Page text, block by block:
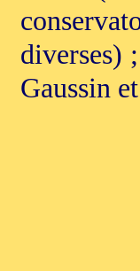
diverses)
Gaussin